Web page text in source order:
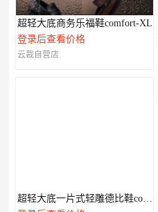
超轻大底商务乐福鞋comfort-XL
登录后查看价格
云裁自营店
超轻大底一片式轻雕德比鞋comfort-XL系列